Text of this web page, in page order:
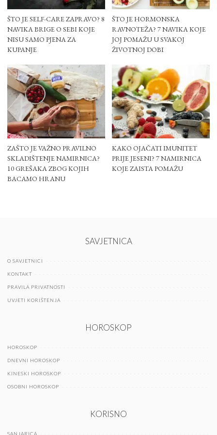
ŠTO JE SELF-CARE ZAPRAVO? 8
NAVIKA BRIGE O SEBI KOJE
NISU SAMO PJENA ZA
KUPANJE
ŠTO JE HORMONSKA
RAVNOTEŽA? 7 NAVIKA KOJE
JOJ POMAŽU U SVAKOJ
ŽIVOTNOJ DOBI
ZAŠTO JE VAŽNO PRAVILNO
SKLADIŠTENJE NAMIRNICA?
10 GREŠAKA ZBOG KOJIH
BACAMO HRANU
KAKO OJAČATI IMUNITET
PRIJE JESENI? 7 NAMIRNICA
KOJE ZAISTA POMAŽU
SAVJETNICA
O SAVJETNICI
KONTAKT
PRAVILA PRIVATNOSTI
UVJETI KORIŠTENJA
HOROSKOP
HOROSKOP
DNEVNI HOROSKOP
KINESKI HOROSKOP
OSOBNI HOROSKOP
KORISNO
SANJARICA